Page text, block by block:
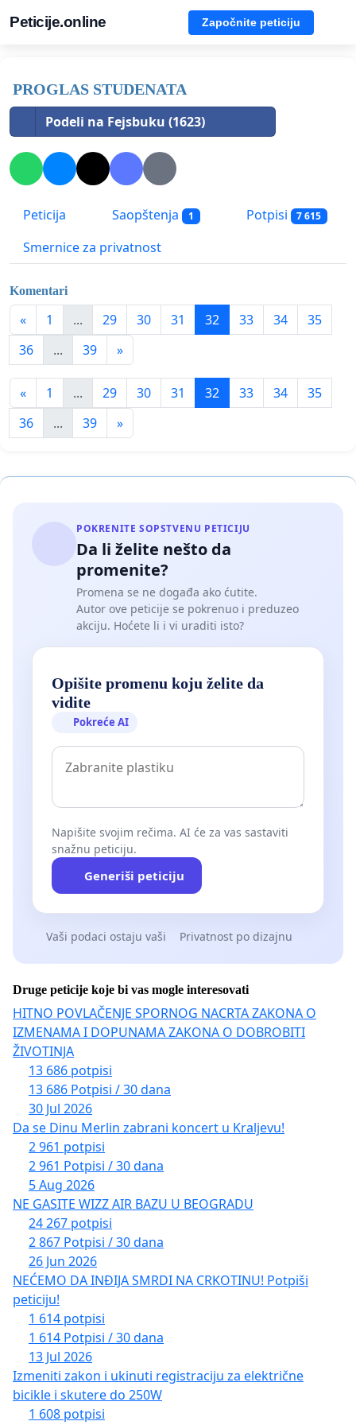
Peticije.online Započnite peticiju
PROGLAS STUDENATA
Podeli na Fejsbuku (1623)
Peticija Saopštenja 1 Potpisi 7 615
Smernice za privatnost
Komentari
« 1 ... 29 30 31 32 33 34
35
36
... 39 »
« 1 ... 29 30 31 32 33 34
35
36
... 39 »
POKRENITE SOPSTVENU PETICIJU
Da li želite nešto da
promenite?
Promena se ne događa ako ćutite.
Autor ove peticije se pokrenuo i preduzeo
akciju. Hoćete li i vi uraditi isto?
Opišite promenu koju želite da
vidite
Pokreće AI
Napišite svojim rečima. AI će za vas sastaviti
snažnu peticiju.
Generiši peticiju
Vaši podaci ostaju vaši Privatnost po dizajnu
Druge peticije koje bi vas mogle interesovati
HITNO POVLAČENJE SPORNOG NACRTA ZAKONA O
IZMENAMA I DOPUNAMA ZAKONA O DOBROBITI
ŽIVOTINJA
13 686 potpisi
13 686 Potpisi / 30 dana
30 Jul 2026
Da se Dinu Merlin zabrani koncert u Kraljevu!
2 961 potpisi
2 961 Potpisi / 30 dana
5 Aug 2026
NE GASITE WIZZ AIR BAZU U BEOGRADU
24 267 potpisi
2 867 Potpisi / 30 dana
26 Jun 2026
NEĆEMO DA INĐIJA SMRDI NA CRKOTINU! Potpiši
peticiju!
1 614 potpisi
1 614 Potpisi / 30 dana
13 Jul 2026
Izmeniti zakon i ukinuti registraciju za električne
bicikle i skutere do 250W
1 608 potpisi